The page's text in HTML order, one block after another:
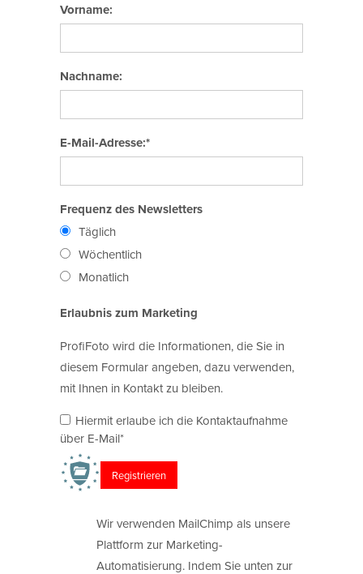
Vorname:
Nachname:
E-Mail-Adresse:*
Frequenz des Newsletters
Täglich
Wöchentlich
Monatlich
Erlaubnis zum Marketing
ProfiFoto wird die Informationen, die Sie in
diesem Formular angeben, dazu verwenden,
mit Ihnen in Kontakt zu bleiben.
Hiermit erlaube ich die Kontaktaufnahme
über E-Mail*
Wir verwenden MailChimp als unsere
Plattform zur Marketing-
Automatisierung. Indem Sie unten zur